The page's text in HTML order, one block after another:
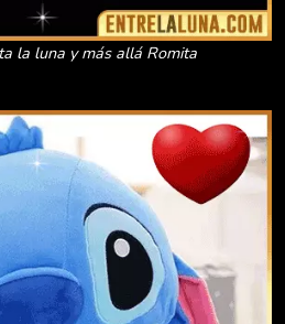
la luna y más allá Romita